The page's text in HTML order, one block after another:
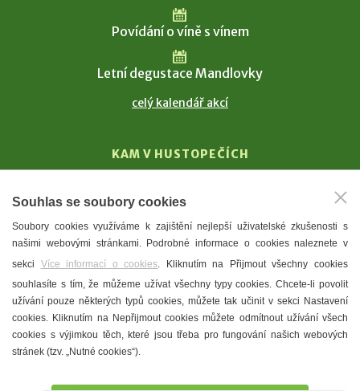
Povídání o víně s vínem
Letní degustace Mandlovky
celý kalendář akcí
KAM V HUSTOPEČÍCH
T. G. Masaryk
Mandloně
Ubytování
Restaurace
Městské muzeum a galerie
Denní meníčka
Souhlas se soubory cookies
Soubory cookies využíváme k zajištění nejlepší uživatelské zkušenosti s
našimi webovými stránkami. Podrobné informace o cookies naleznete v
sekci Více informací o cookies. Kliknutím na Přijmout všechny cookies
souhlasíte s tím, že můžeme užívat všechny typy cookies. Chcete-li povolit
užívání pouze některých typů cookies, můžete tak učinit v sekci Nastavení
cookies. Kliknutím na Nepřijmout cookies můžete odmítnout užívání všech
cookies s výjimkou těch, které jsou třeba pro fungování našich webových
stránek (tzv. „Nutné cookies“).